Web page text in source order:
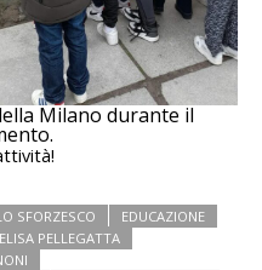
Milano durante il
SFORZESCO
EDUCAZIONE
ELISA PELLEGATTA